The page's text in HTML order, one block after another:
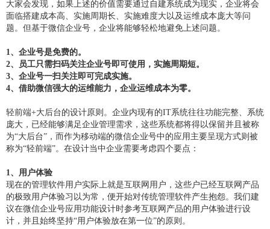
大家会发现，如果上述的价值需要通过自建系统成为现实，企业将会
面临搭建成本高、实施周期长、实施难度大以及运维成本庞大等问
题。但基于微信企业号，企业将能够轻松地避免上述问题。
1、企业号是免费的。
2、员工只需扫码关注企业号即可使用，实施周期短。
3、企业号一扫关注即可完成实施。
4、借助微信强大的运维能力，企业运维成本为零。
轻前端+大后台的设计原则。企业内现有的IT系统往往功能完整、系统
庞大，已经能够满足企业管理需求，这些系统都将得以保留并且被称
为“大后台”，而作为移动端的微信企业号中的应用主要呈现方式则被
称为“轻前端”。在设计当中企业需要考虑四个要点：
1、用户体验
现在的管理软件用户实际上就是互联网用户，这些户已经互联网产品
的极致用户体验习以为常，便开始对传统管理软件产生抱怨。我们建
议在微信企业号应用功能设计时参考互联网产品的用户体验进行设
计，并且始终坚持“用户体验放在第一位”的原则。